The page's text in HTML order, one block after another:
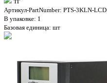
Артикул-PartNumber: PTS-3KLN-LCD
В упаковке: 1
Базовая единица: шт